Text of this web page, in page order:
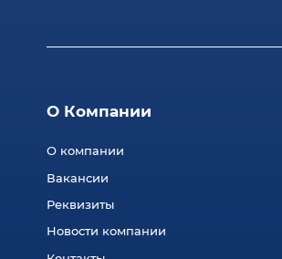
О Компании
О компании
Вакансии
Реквизиты
Новости компании